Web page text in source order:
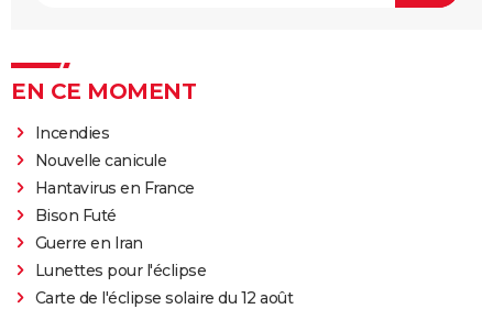
EN CE MOMENT
Incendies
Nouvelle canicule
Hantavirus en France
Bison Futé
Guerre en Iran
Lunettes pour l'éclipse
Carte de l'éclipse solaire du 12 août